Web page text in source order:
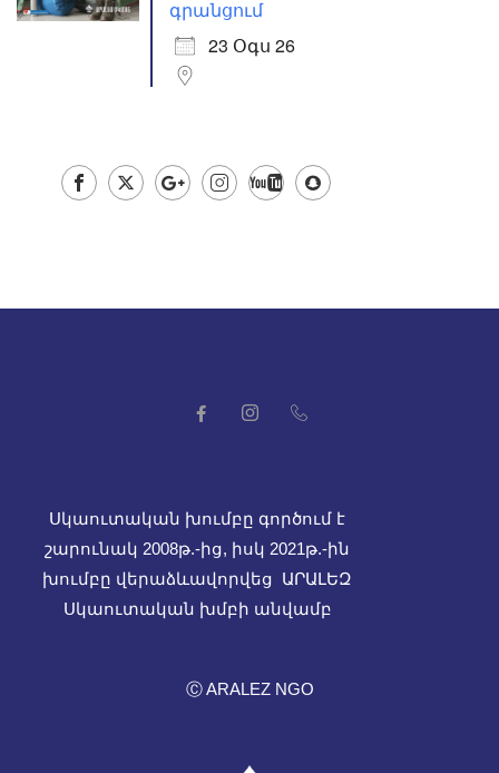
գրանցում
23 Օգս 26
Սկաուտական խումբը գործում է
շարունակ 2008թ.-ից, իսկ 2021թ.-ին
խումբը վերաձևավորվեց ԱՐԱԼԵԶ
Սկաուտական խմբի անվամբ
Ⓒ ARALEZ NGO